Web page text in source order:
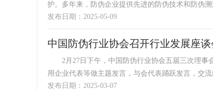
护。多年来，防伪企业提供先进的防伪技术和防伪
发布日期：2025-05-09
中国防伪行业协会召开行业发展座谈
2月27日下午，中国防伪行业协会五届三次理事
用企业代表等做主题发言，与会代表踊跃发言，交
发布日期：2025-03-07